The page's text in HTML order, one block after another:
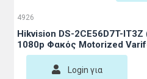
4926
Hikvision DS-2CE56D7T-
1080p Φακός Motorized
Login για